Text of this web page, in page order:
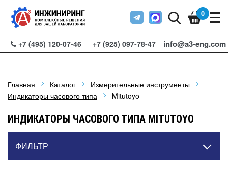
+7 (495) 120-07-46 +7 (925) 097-78-47 info@a3-eng.com
0
Главная Каталог
Измерительные инструменты
Индикаторы часового типа
Mitutoyo
ИНДИКАТОРЫ ЧАСОВОГО ТИПА MITUTOYO
ФИЛЬТР